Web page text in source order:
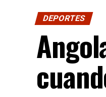
DEPORTES